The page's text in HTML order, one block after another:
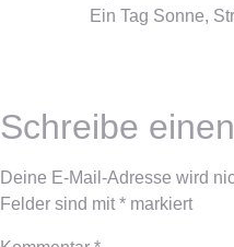
Ein Tag Sonne,
Schreibe
Deine E-Mail-Adresse wird
Felder sind mit * markiert